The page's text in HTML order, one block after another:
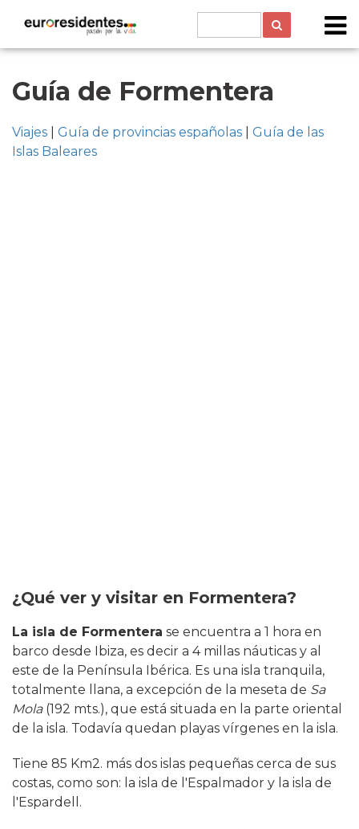
Guía de Formentera
Viajes Guía de provincias españolas
Guía de las
Islas Baleares
¿Qué ver y visitar en Formentera?
La isla de Formentera se encuentra a 1 hora en
barco desde Ibiza, es decir a 4 millas náuticas y al
este de la Península Ibérica. Es una isla tranquila,
totalmente llana, a excepción de la meseta de Sa
Mola(192 mts.), que está situada en la parte oriental
de la isla. Todavía quedan playas vírgenes en la isla.
Tiene 85 Km2. más dos islas pequeñas cerca de sus
costas, como son: la isla de l'Espalmador y la isla de
l'Espardell.